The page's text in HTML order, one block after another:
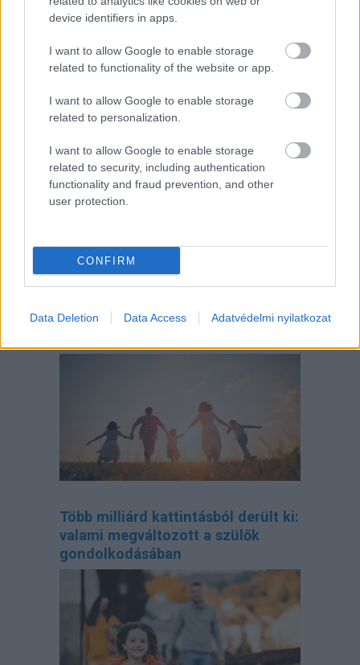
device identifiers in apps.
I want to allow Google to enable storage
related to functionality of the website or app.
I want to allow Google to enable storage
related to personalization.
I want to allow Google to enable storage
related to security, including authentication
functionality and fraud prevention, and other
user protection.
CONFIRM
Data Deletion Data Access Adatvédelmi nyilatkozat
Toronymagasan verte a mezőnyt:
állatkertje
Így tervezd meg az otthonodat, ha
Több milliárd kattintásból derült ki:
valami megváltozott a szülők
gondolkodásában